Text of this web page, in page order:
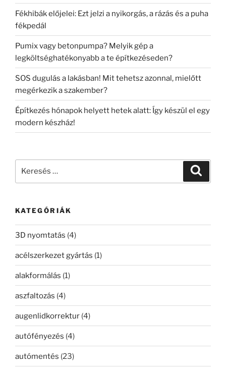
Fékhibák előjelei: Ezt jelzi a nyikorgás, a rázás és a puha
fékpedál
Pumix vagy betonpumpa? Melyik gép a
legköltséghatékonyabb a te építkezéseden?
SOS dugulás a lakásban! Mit tehetsz azonnal, mielőtt
megérkezik a szakember?
Építkezés hónapok helyett hetek alatt: Így készül el egy
modern készház!
KATEGÓRIÁK
3D nyomtatás (4)
acélszerkezet gyártás (1)
alakformálás (1)
aszfaltozás (4)
augenlidkorrektur (4)
autófényezés (4)
autómentés (23)